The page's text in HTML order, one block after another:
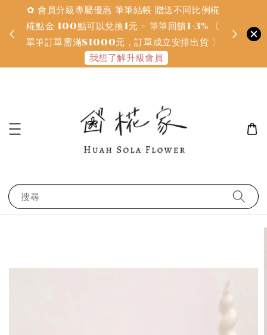
✿ 會員分級專屬優惠 筆筆結帳 贈送不同比例椛
椛點金 100點可以兌換1元 = 筆筆回饋1-3% 〔
單筆訂單需滿$1000元，訂單成立安排出貨 〕
我想了解升級會員
搜尋